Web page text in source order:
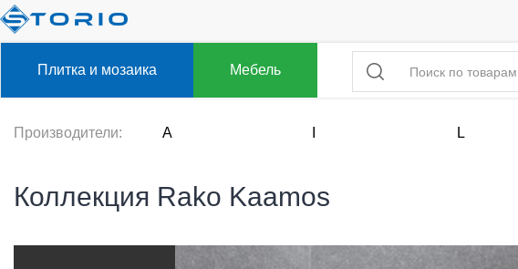
Плитка и мозаика Мебель
Производители: A L
Коллекция Rako Kaamos